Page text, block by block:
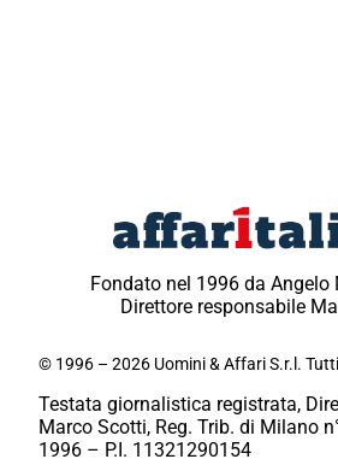
Fondato nel 1996 da Angelo
Direttore responsabile
© 1996 – 2026 Uomini & Affari S.r.l.
Testata giornalistica registrata,
Marco Scotti, Reg. Trib. di Milano
1996 – P.I. 11321290154